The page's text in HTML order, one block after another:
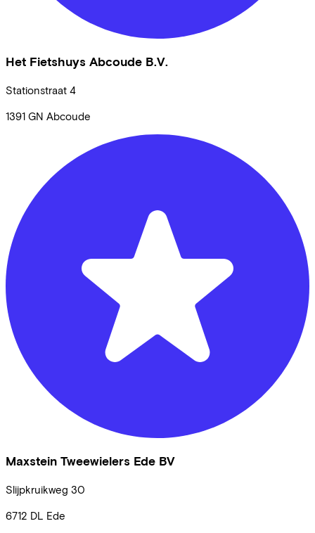
Het Fietshuys Abcoude B.V.
Stationstraat 4
1391 GN Abcoude
Maxstein Tweewielers Ede BV
Slijpkruikweg 30
6712 DL Ede